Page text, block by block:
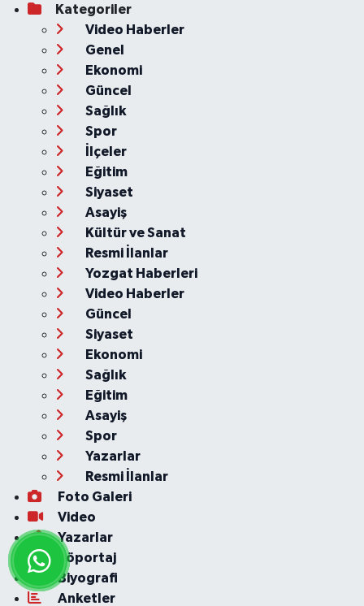
Kategoriler
Video Haberler
Genel
Ekonomi
Güncel
Sağlık
Spor
İlçeler
Eğitim
Siyaset
Asayiş
Kültür ve Sanat
Resmi İlanlar
Yozgat Haberleri
Video Haberler
Güncel
Siyaset
Ekonomi
Sağlık
Eğitim
Asayiş
Spor
Yazarlar
Resmi İlanlar
Foto Galeri
Video
Yazarlar
Röportaj
Biyografi
Anketler